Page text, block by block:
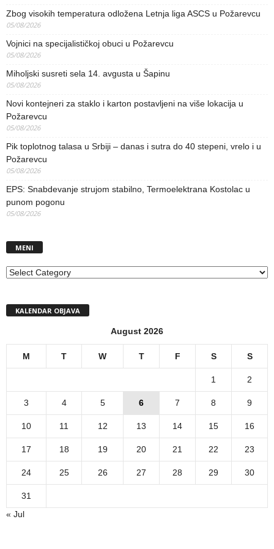
Zbog visokih temperatura odložena Letnja liga ASCS u Požarevcu
05/08/2026
Vojnici na specijalističkoj obuci u Požarevcu
05/08/2026
Miholjski susreti sela 14. avgusta u Šapinu
05/08/2026
Novi kontejneri za staklo i karton postavljeni na više lokacija u
Požarevcu
05/08/2026
Pik toplotnog talasa u Srbiji – danas i sutra do 40 stepeni, vrelo i u
Požarevcu
05/08/2026
EPS: Snabdevanje strujom stabilno, Termoelektrana Kostolac u
punom pogonu
05/08/2026
MENI
MENI
KALENDAR OBJAVA
August 2026
M T W T F S S
1 2
3 4 5 6 7 8 9
10 11 12 13 14 15 16
17 18 19 20 21 22 23
24 25 26 27 28 29 30
31
« Jul